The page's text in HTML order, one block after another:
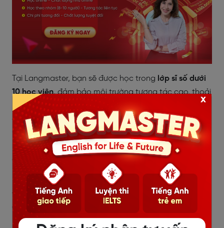
Tại Langmaster, bạn sẽ được học trong lớp sĩ số dưới
10 học viên, đảm bảo môi trường tương tác cao, thoải
mái đặt câu hỏi và nhận phản hồi kịp thời. Đồng hành
cùng bạn làđội ngũ giảng viên chuyên môn cao
(IELTS 7.0+ hoặc TOEIC 900+), giàu kinh nghiệm sư
phạm và đặc biệt giỏi trong việc “gỡ rối” từng lỗi phát
âm, từ vựng, ngữ pháp hay cách dùng idiom.
Nhờcách sửa lỗi liên tục
ngay trong buổi học, bạn sẽ
thấy mình tiến bộ từng chút một — rõ rệt và đầy tự tin.
Cộng hưởng với
– luyện chắc – dùng ngay”
, đã được kiểm chứng trên
x